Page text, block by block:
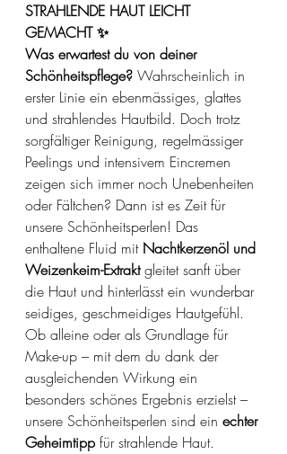
STRAHLENDE HAUT LEICHT
GEMACHT ✨
Was erwartest du von deiner
Schönheitspflege? Wahrscheinlich in
erster Linie ein ebenmässiges, glattes
und strahlendes Hautbild. Doch trotz
sorgfältiger Reinigung, regelmässiger
Peelings und intensivem Eincremen
zeigen sich immer noch Unebenheiten
oder Fältchen? Dann ist es Zeit für
unsere Schönheitsperlen! Das
enthaltene Fluid mit Nachtkerzenöl und
Weizenkeim-Extrakt gleitet sanft über
die Haut und hinterlässt ein wunderbar
seidiges, geschmeidiges Hautgefühl.
Ob alleine oder als Grundlage für
Make-up – mit dem du dank der
ausgleichenden Wirkung ein
besonders schönes Ergebnis erzielst –
unsere Schönheitsperlen sind ein echter
Geheimtipp für strahlende Haut.